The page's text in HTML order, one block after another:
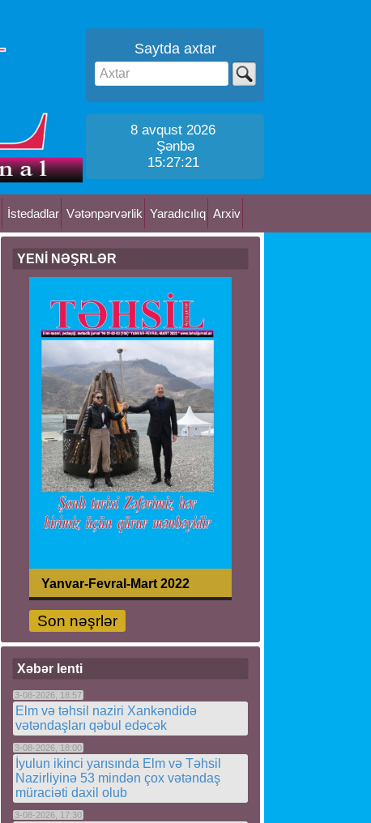
Saytda axtar
8 avqust 2026
Şənbə
15:27:22
İstedadlar Vətənpərvərlik Yaradıcılıq Arxiv
YENİ NƏŞRLƏR
Yanvar-Fevral-Mart 2022
Son nəşrlər
Xəbər lenti
3-08-2026, 18:57
Elm və təhsil naziri Xankəndidə
vətəndaşları qəbul edəcək
3-08-2026, 18:00
İyulun ikinci yarısında Elm və Təhsil
Nazirliyinə 53 mindən çox vətəndaş
müraciəti daxil olub
3-08-2026, 17:30